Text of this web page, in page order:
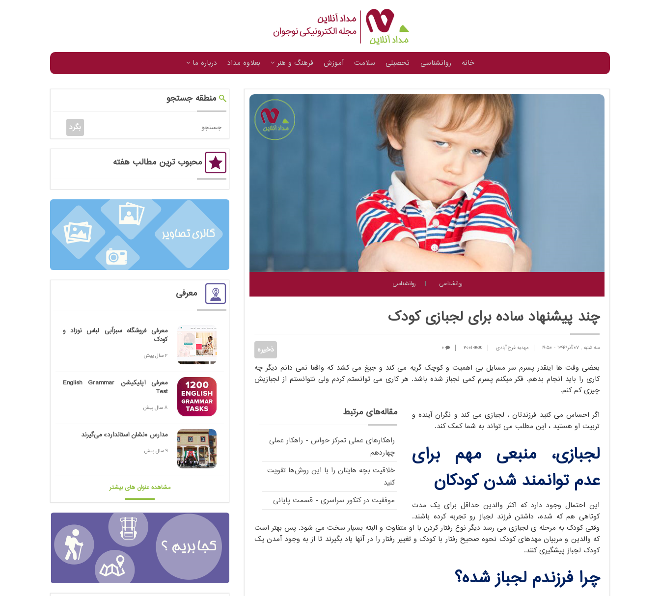
خانه روانشناسی تحصیلی سلامت آموزش فرهنگ و هنر بعلاوه مداد درباره ما
روانشناسی روانشناسی
چند پیشنهاد ساده برای لجبازی کودک
سه شنبه , 07/آذر/1396 -
19:50 مهدیه فرح آبادی 2001
بعضی وقت ها اینقدر پسرم سر مسایل بی اهمیت و کوچک گریه می کند و جیغ می کشد که واقعا نمی دانم دیگر چه
کاری را باید انجام بدهم. فکر میکنم پسرم کمی لجباز شده باشد. هر کاری می توانستم کردم ولی نتوانستم از لجبازیش
چیزی کم کنم.
مقاله‌های مرتبط
راهکارهای عملی تمرکز حواس - راهکار عملی
چهاردهم
خلاقیت بچه هایتان را با این روش‌ها تقویت
کنید
موفقیت در کنکور سراسری - قسمت پایانی
اگر احساس می کنید فرزندتان ، لجبازی می کند و نگران آینده و
تربیت او هستید ، این مطلب می تواند به شما کمک کند.
لجبازی، منبعی مهم برای
عدم توانمند شدن کودکان
این احتمال وجود دارد که اکثر والدین حداقل برای یک مدت
کوتاهی هم که شده، داشتن فرزند لجباز رو تجربه کرده باشند.
وقتی کودک به مرحله ی لجبازی می رسد دیگر نوع رفتار کردن با او متفاوت و البته بسیار سخت می شود. پس بهتر است
که والدین و مربیان مهدهای کودک نحوه صحیح رفتار با کودک و تغییر رفتار را در آنها یاد بگیرند تا از به وجود آمدن یک
کودک لجباز پیشگیری کنند.
چرا فرزندم لجباز شده؟
منطقه جستجو
محبوب ترین مطالب هفته
معرفی
معرفی فروشگاه سبزآبی لباس نوزاد و
کودک
2 سال پیش
معرفی اپلیکیشن English Grammar
Test
8 سال پیش
مدارس «نشان استاندارد» می‌گیرند
9 سال پیش
مشاهده عنوان های بیشتر